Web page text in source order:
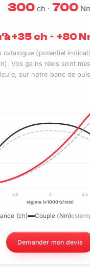
300 ch · 700
+35 ch · +80
catalogue (potentiel
Vos gains réels sont
sur notre banc de
2,5 4 5,5
régime (×1000 tr/min)
(ch) Couple (Nm)
Demander mon devis